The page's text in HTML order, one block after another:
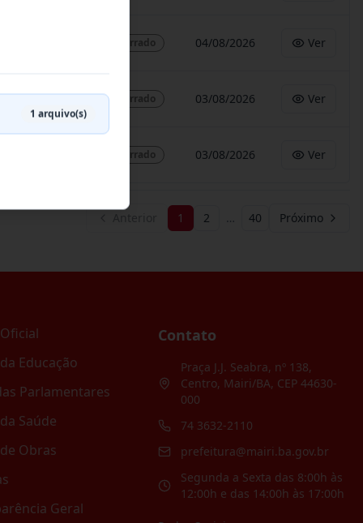
Encerrado 04/08/2026 Ver
Encerrado 03/08/2026 Ver
Encerrado 03/08/2026 Ver
1 2 … 40 Próximo
Educação
Parlamentares
Saúde
Obras
Geral
Contato
Praça J.J. Seabra, nº 138,
Centro, Mairi/BA, CEP 44630-
000
74 3632-2110
prefeitura@mairi.ba.gov.br
Segunda a Sexta das 8:00h às
12:00h e das 14:00h às 17:00h
1 arquivo(s)